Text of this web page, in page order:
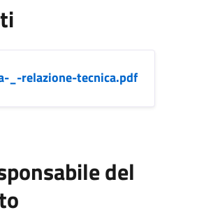
_-relazione-tecnica.pdf
del